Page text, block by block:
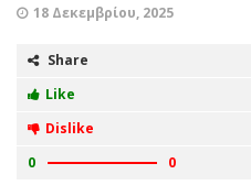
18 Δεκεμβρίου, 2025
Share
Like
Dislike
0
0